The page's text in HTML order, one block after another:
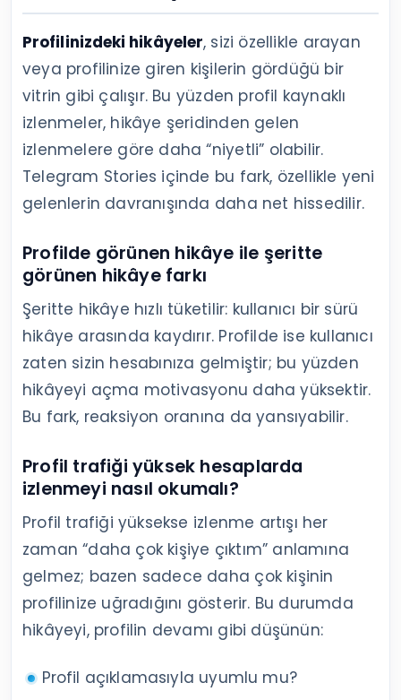
Profilinizdeki hikâyeler, sizi özellikle arayan
veya profilinize giren kişilerin gördüğü bir
vitrin gibi çalışır. Bu yüzden profil kaynaklı
izlenmeler, hikâye şeridinden gelen
izlenmelere göre daha “niyetli” olabilir.
Telegram Stories içinde bu fark, özellikle yeni
gelenlerin davranışında daha net hissedilir.
Profilde görünen hikâye ile şeritte
görünen hikâye farkı
Şeritte hikâye hızlı tüketilir: kullanıcı bir sürü
hikâye arasında kaydırır. Profilde ise kullanıcı
zaten sizin hesabınıza gelmiştir; bu yüzden
hikâyeyi açma motivasyonu daha yüksektir.
Bu fark, reaksiyon oranına da yansıyabilir.
Profil trafiği yüksek hesaplarda
izlenmeyi nasıl okumalı?
Profil trafiği yüksekse izlenme artışı her
zaman “daha çok kişiye çıktım” anlamına
gelmez; bazen sadece daha çok kişinin
profilinize uğradığını gösterir. Bu durumda
hikâyeyi, profilin devamı gibi düşünün:
Profil açıklamasıyla uyumlu mu?